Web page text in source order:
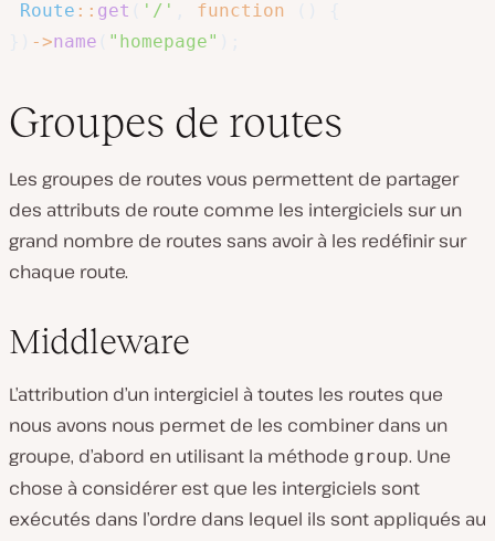
Route :: get '/' function
->name "homepage"
Groupes de routes
Les groupes de routes vous permettent de partager
des attributs de route comme les intergiciels sur un
grand nombre de routes sans avoir à les redéfinir sur
chaque route.
Middleware
L’attribution d’un intergiciel à toutes les routes que
nous avons nous permet de les combiner dans un
groupe, d’abord en utilisant la méthode group. Une
chose à considérer est que les intergiciels sont
exécutés dans l’ordre dans lequel ils sont appliqués au